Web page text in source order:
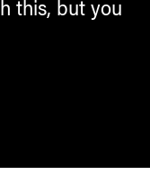
this, but you